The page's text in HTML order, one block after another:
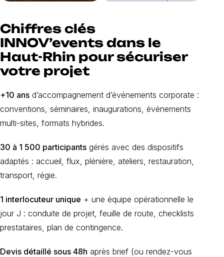
Chiffres clés
INNOV’events dans le
Haut-Rhin pour sécuriser
votre projet
+10 ans d’accompagnement d’événements corporate :
conventions, séminaires, inaugurations, événements
multi-sites, formats hybrides.
30 à 1 500 participants gérés avec des dispositifs
adaptés : accueil, flux, plénière, ateliers, restauration,
transport, régie.
1 interlocuteur unique + une équipe opérationnelle le
jour J : conduite de projet, feuille de route, checklists
prestataires, plan de contingence.
Devis détaillé sous 48h après brief (ou rendez-vous